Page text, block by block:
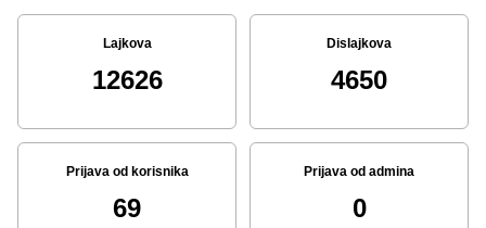
Lajkova
12626
Dislajkova
4650
Prijava od korisnika
69
Prijava od admina
0